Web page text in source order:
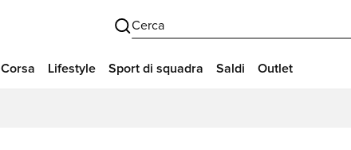
Cerca
Corsa Lifestyle Sport di squadra Saldi Outlet